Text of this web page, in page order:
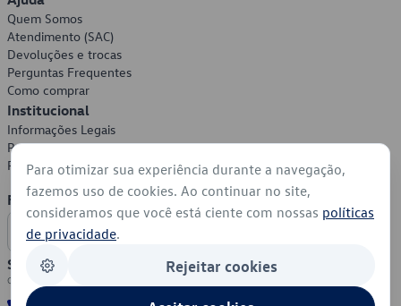
Quem Somos
Atendimento (SAC)
Devoluções e trocas
Perguntas Frequentes
Como comprar
Institucional
Informações Legais
Política de Privacidade
Política de Cookies
Formas de Pagamento
Segurança
Para otimizar sua experiência durante a navegação,
fazemos uso de cookies. Ao continuar no site,
consideramos que você está ciente com nossas políticas
de privacidade.
Rejeitar cookies